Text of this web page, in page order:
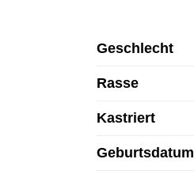
Geschlecht
Rasse
Kastriert
Geburtsdatum